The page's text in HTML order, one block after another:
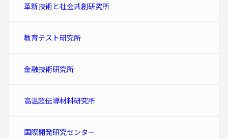
革新技術と社会共創研究所
教育テスト研究所
金融技術研究所
高温超伝導材料研究所
国際開発研究センター